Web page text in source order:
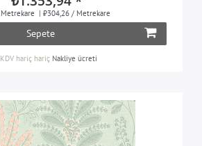
Metrekare | ₺304,26 / Metrekare
Sepete
KDV hariç hariç Nakliye ücreti